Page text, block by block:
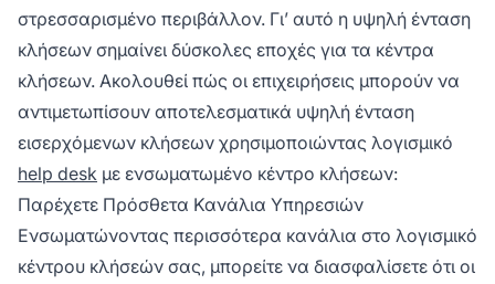
στρεσσαρισμένο περιβάλλον. Γι’ αυτό η υψηλή ένταση
κλήσεων σημαίνει δύσκολες εποχές για τα κέντρα
κλήσεων. Ακολουθεί πώς οι επιχειρήσεις μπορούν να
αντιμετωπίσουν αποτελεσματικά υψηλή ένταση
εισερχόμενων κλήσεων χρησιμοποιώντας λογισμικό
help desk με ενσωματωμένο κέντρο κλήσεων:
Παρέχετε Πρόσθετα Κανάλια Υπηρεσιών
Ενσωματώνοντας περισσότερα κανάλια στο λογισμικό
κέντρου κλήσεών σας, μπορείτε να διασφαλίσετε ότι οι